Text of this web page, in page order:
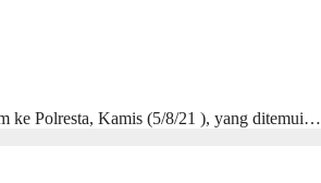
ke Polresta, Kamis (5/8/21 ), yang ditemui…